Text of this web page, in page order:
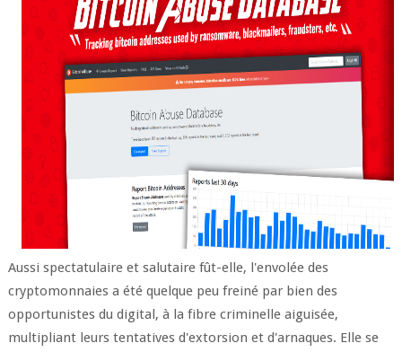
Aussi spectatulaire et salutaire fût-elle, l'envolée des
cryptomonnaies a été quelque peu freiné par bien des
opportunistes du digital, à la fibre criminelle aiguisée,
multipliant leurs tentatives d'extorsion et d'arnaques. Elle se